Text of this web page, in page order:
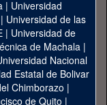
| Universidad
| Universidad de las
| Universidad de
de Machala|
Nacional
Estatal de Bolivar
Chimborazo |
de Quito |